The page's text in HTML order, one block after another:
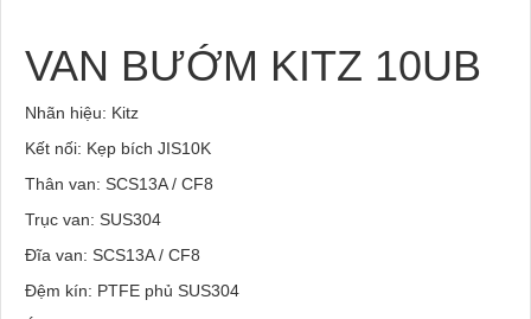
VAN BƯỚM KITZ 10UB
Nhãn hiệu: Kitz
Kết nối: Kẹp bích JIS10K
Thân van: SCS13A / CF8
Trục van: SUS304
Đĩa van: SCS13A / CF8
Đệm kín: PTFE phủ SUS304